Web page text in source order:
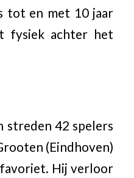
tot en met 10 jaar
fysiek achter het
streden 42 spelers
(Eindhoven)
Hij verloor